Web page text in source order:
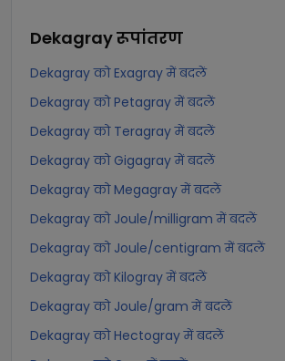
Dekagrayरूपांतरण
Dekagray को Exagray में बदलें
Dekagray को Petagray में बदलें
Dekagray को Teragray में बदलें
Dekagray को Gigagray में बदलें
Dekagray को Megagray में बदलें
Dekagray को Joule/milligram में बदलें
Dekagray को Joule/centigram में बदलें
Dekagray को Kilogray में बदलें
Dekagray को Joule/gram में बदलें
Dekagray को Hectogray में बदलें